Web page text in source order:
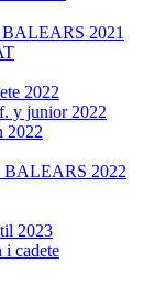
2021
2022
y junior 2022
2022
2022
2023
i cadete